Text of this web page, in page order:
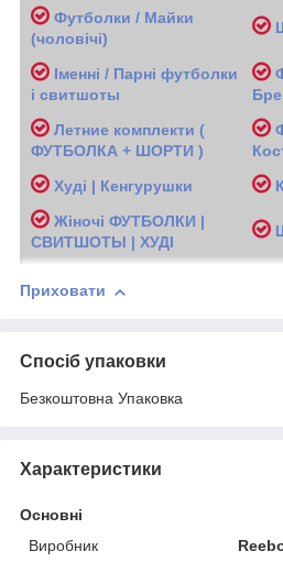
Футболки / Майки
(чоловічі)
Іменні / Парні футболки
і свитшоты
Летние комплекти (
ФУТБОЛКА + ШОРТИ )
Худі | Кенгурушки
Жіночі ФУТБОЛКИ |
СВИТШОТЫ | ХУДІ
Приховати
Спосіб упаковки
Безкоштовна Упаковка
Характеристики
Основні
Виробник